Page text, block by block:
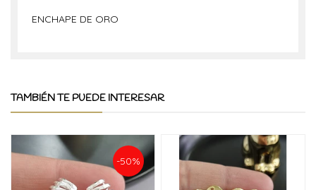
ENCHAPE DE ORO
TAMBIÉN TE PUEDE INTERESAR
-50%